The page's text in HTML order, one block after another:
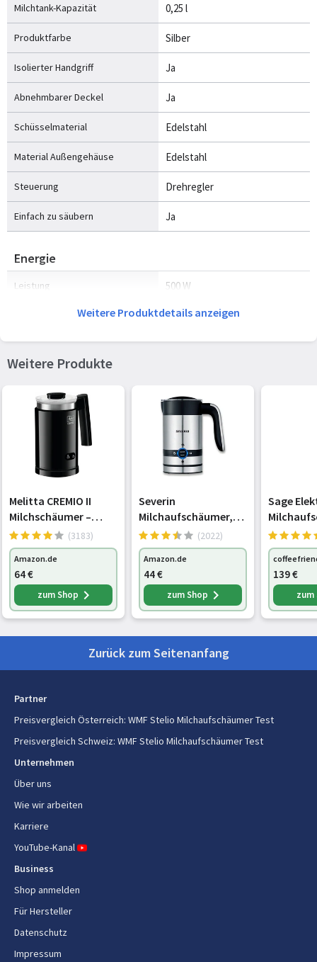
Milchtank-Kapazität 0,25 l
Produktfarbe Silber
Isolierter Handgriff Ja
Abnehmbarer Deckel Ja
Schüsselmaterial Edelstahl
Material Außengehäuse Edelstahl
Steuerung Drehregler
Einfach zu säubern Ja
Energie
Leistung 500 W
Weitere Produktdetails anzeigen
Weitere Produkte
Melitta CREMIO II
Milchschäumer –
elektrischer
Milchaufschäumer für
kalte und warme
Milch für z. B.
Cappuccino, Latte
Macchiato oder heiße
(3183)
Amazon.de
64€
zum Shop
Severin
Milchaufschäumer,
elektrisch, mit
Antihaft-
Beschichtung,
Milchschäumer für
kaltes und warmes
Aufschäumen,
gebürstet/schwarz-
matt, 200 ml, SM
(2022)
Amazon.de
44€
zum Shop
Sage
the Milk
SMF600
139€
Zurück zum Seitenanfang
Partner
Preisvergleich Österreich: WMF Stelio Milchaufschäumer Test
Preisvergleich Schweiz: WMF Stelio Milchaufschäumer Test
Unternehmen
Über uns
Wie wir arbeiten
Karriere
YouTube-Kanal
Business
Shop anmelden
Für Hersteller
Datenschutz
Impressum